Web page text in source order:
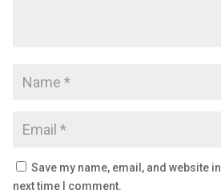
Save my name, email, and website
next time I comment.